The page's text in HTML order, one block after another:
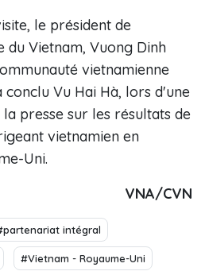
le président de
du Vietnam, Vuong Dinh
vietnamienne
conclu Vu Hai Hà, lors d'une
presse sur les résultats de
vietnamien en
Uni.
VNA/CVN
intégral
#Vietnam - Royaume-Uni